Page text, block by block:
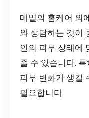
매일의 홈케어 외
와 상담하는 것이
인의 피부 상태에
줄 수 있습니다.
피부 변화가 생길
필요합니다.